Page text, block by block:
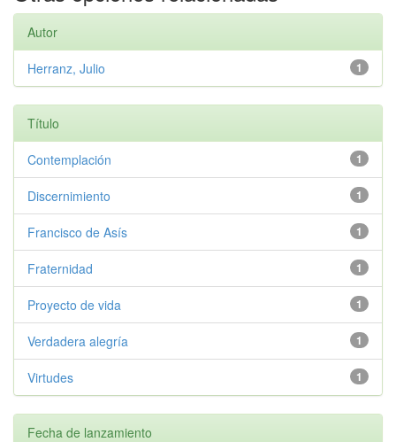
Autor
1
Herranz, Julio
Título
1
Contemplación
1
Discernimiento
1
Francisco de Asís
1
Fraternidad
1
Proyecto de vida
1
Verdadera alegría
1
Virtudes
Fecha de lanzamiento